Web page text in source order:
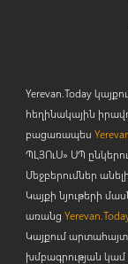
Yerevan.Today
հեղինակային
բացառապես
ՊԼՅՈւՍ» ՍՊ
Մեջբերումներ
Կայքի նյութերի
առանց
Կայքում
խմբագրության